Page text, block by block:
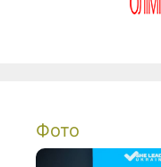
Фото